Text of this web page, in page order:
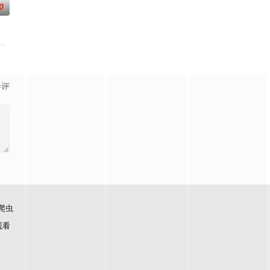
悄然上演。这一切竟是一场惊天骗局引发的血案
评
虫
看